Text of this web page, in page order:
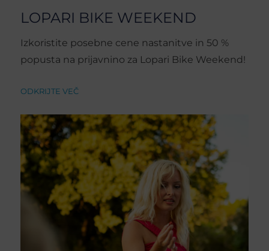
LOPARI BIKE WEEKEND
Izkoristite posebne cene nastanitve in 50 %
popusta na prijavnino za Lopari Bike Weekend!
ODKRIJTE VEČ